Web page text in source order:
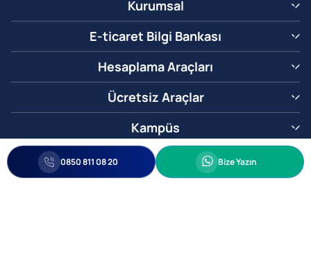
Kurumsal
E-ticaret Bilgi Bankası
Hesaplama Araçları
Ücretsiz Araçlar
Kampüs
0850 811 08 20 Whatsapp
Bize Yazın
0850 811 08 20